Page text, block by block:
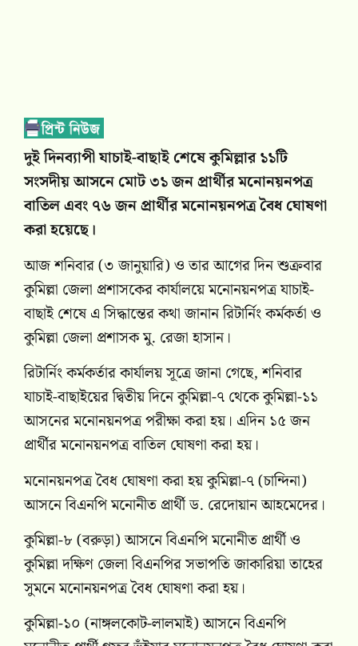
দুই দিনব্যাপী যাচাই-বাছাই শেষে কুমিল্লার ১১টি
সংসদীয় আসনে মোট ৩১ জন প্রার্থীর মনোনয়নপত্র
বাতিল এবং ৭৬ জন প্রার্থীর মনোনয়নপত্র বৈধ ঘোষণা
করা হয়েছে।
আজ শনিবার (৩ জানুয়ারি) ও তার আগের দিন শুক্রবার
কুমিল্লা জেলা প্রশাসকের কার্যালয়ে মনোনয়নপত্র যাচাই-
বাছাই শেষে এ সিদ্ধান্তের কথা জানান রিটার্নিং কর্মকর্তা ও
কুমিল্লা জেলা প্রশাসক মু. রেজা হাসান।
রিটার্নিং কর্মকর্তার কার্যালয় সূত্রে জানা গেছে, শনিবার
যাচাই-বাছাইয়ের দ্বিতীয় দিনে কুমিল্লা-৭ থেকে কুমিল্লা-১১
আসনের মনোনয়নপত্র পরীক্ষা করা হয়। এদিন ১৫ জন
প্রার্থীর মনোনয়নপত্র বাতিল ঘোষণা করা হয়।
মনোনয়নপত্র বৈধ ঘোষণা করা হয় কুমিল্লা-৭ (চান্দিনা)
আসনে বিএনপি মনোনীত প্রার্থী ড. রেদোয়ান আহমেদের।
কুমিল্লা-৮ (বরুড়া) আসনে বিএনপি মনোনীত প্রার্থী ও
কুমিল্লা দক্ষিণ জেলা বিএনপির সভাপতি জাকারিয়া তাহের
সুমনে মনোনয়নপত্র বৈধ ঘোষণা করা হয়।
কুমিল্লা-১০ (নাঙ্গলকোট-লালমাই) আসনে বিএনপি